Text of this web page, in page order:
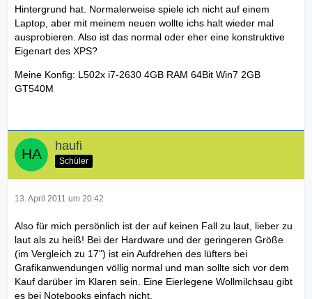
Hintergrund hat. Normalerweise spiele ich nicht auf einem
Laptop, aber mit meinem neuen wollte ichs halt wieder mal
ausprobieren. Also ist das normal oder eher eine konstruktive
Eigenart des XPS?
Meine Konfig: L502x i7-2630 4GB RAM 64Bit Win7 2GB
GT540M
haufi
Schüler
13. April 2011 um 20:42
Also für mich persönlich ist der auf keinen Fall zu laut, lieber zu
laut als zu heiß! Bei der Hardware und der geringeren Größe
(im Vergleich zu 17") ist ein Aufdrehen des lüfters bei
Grafikanwendungen völlig normal und man sollte sich vor dem
Kauf darüber im Klaren sein. Eine Eierlegene Wollmilchsau gibt
es bei Notebooks einfach nicht.